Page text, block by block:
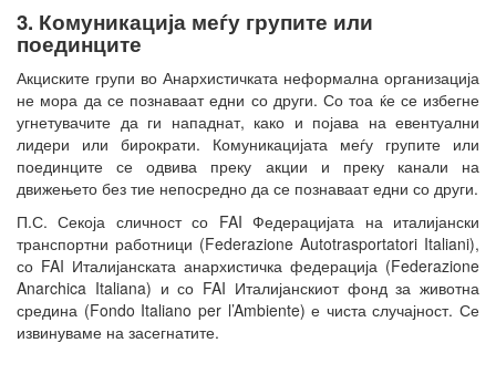
3. Комуникација меѓу групите или
поединците
Акциските групи во Анархистичката неформална организација
не мора да се познаваат едни со други. Со тоа ќе се избегне
угнетувачите да ги нападнат, како и појава на евентуални
лидери или бирократи. Комуникацијата меѓу групите или
поединците се одвива преку акции и преку канали на
движењето без тие непосредно да се познаваат едни со други.
П.С. Секоја сличност со FAI Федерацијата на италијански
транспортни работници (Federazione Autotrasportatori Italiani),
со FAI Италијанската анархистичка федерација (Federazione
Anarchica Italiana) и со FAI Италијанскиот фонд за животна
средина (Fondo Italiano per l’Ambiente) е чиста случајност. Се
извинуваме на засегнатите.